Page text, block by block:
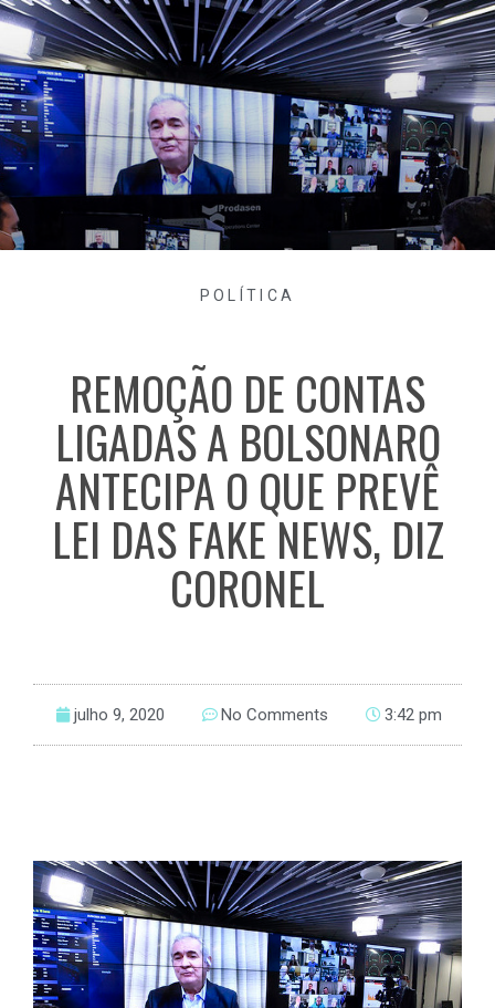
POLÍTICA
REMOÇÃO DE CONTAS
LIGADAS A BOLSONARO
ANTECIPA O QUE PREVÊ
LEI DAS FAKE NEWS, DIZ
CORONEL
julho 9, 2020 No Comments 3:42 pm